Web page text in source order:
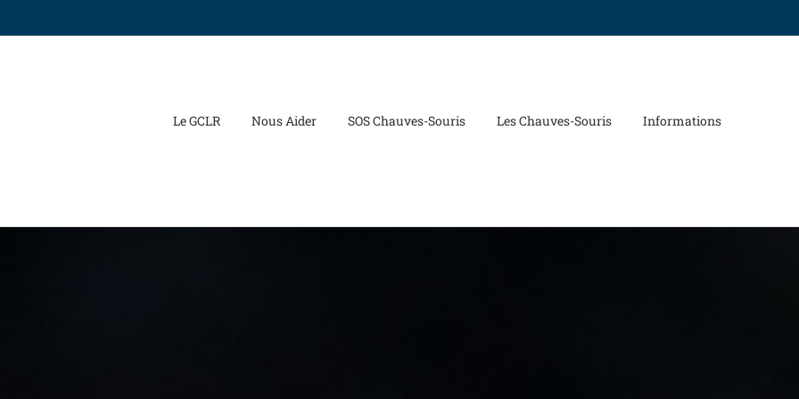
Le GCLR Nous Aider SOS Chauves-Souris Les Chauves-Souris Informations